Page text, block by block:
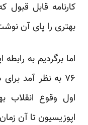
بهتری را پای آن
اما برگردیم به
۷۶ به نظر آمد
اول وقوع انقلاب
اپوزیسیون تا آن